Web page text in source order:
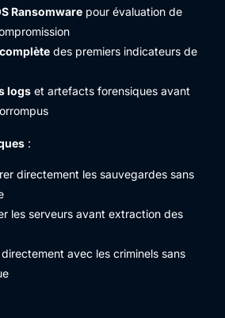
Ransomware pour évaluation de
des premiers indicateurs de
logs et artefacts forensiques avant
:
directement les sauvegardes sans
les serveurs avant extraction des
avec les criminels sans